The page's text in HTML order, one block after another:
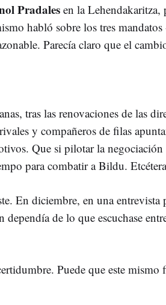
Pradales en la Lehendakaritza,
habló sobre los tres
Parecía claro que el
tras las renovaciones de las
y compañeros de filas
Que si pilotar la
para combatir a Bildu.
En diciembre, en una entrevista
de lo que escuchase
Puede que este mismo